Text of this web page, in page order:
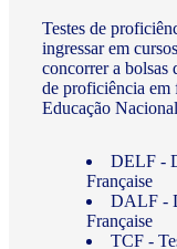
Testes de
ingressar em
concorrer a bolsas
de proficiência em
Educação
DELF -
Française
DALF -
Française
TCF -